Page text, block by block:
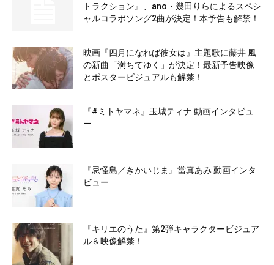
トラクション』、ano・幾田りらによるスペシ
ャルコラボソング2曲が決定！本予告も解禁！
映画『四月になれば彼女は』主題歌に藤井 風
の新曲「満ちてゆく」が決定！最新予告映像
とポスタービジュアルも解禁！
『#ミトヤマネ』玉城ティナ 動画インタビュ
ー
『忌怪島／きかいじま』當真あみ 動画インタ
ビュー
『キリエのうた』第2弾キャラクタービジュア
ル＆映像解禁！